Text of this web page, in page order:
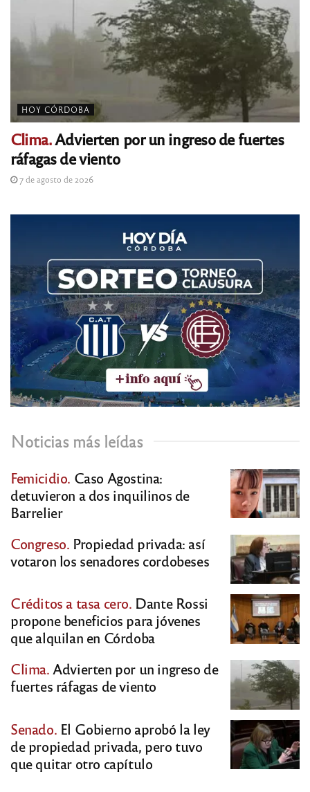
HOY CÓRDOBA
Clima.Advierten por un ingreso de fuertes
ráfagas de viento
7 de agosto de 2026
Noticias más leídas
Femicidio. Caso Agostina:
detuvieron a dos inquilinos de
Barrelier
Congreso. Propiedad privada: así
votaron los senadores cordobeses
Créditos a tasa cero. Dante Rossi
propone beneficios para jóvenes
que alquilan en Córdoba
Clima.Advierten por un ingreso de
fuertes ráfagas de viento
Senado. El Gobierno aprobó la ley
de propiedad privada, pero tuvo
que quitar otro capítulo